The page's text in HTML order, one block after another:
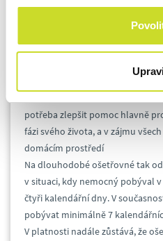
Změny v nemocenském
potřeba zlepšit pomoc hlavně
fázi svého života, a v zájmu
domácím prostředí
Na dlouhodobé ošetřovné tak
v situaci, kdy nemocný pobýval
čtyři kalendářní dny. V
pobývat minimálně 7
V platnosti nadále zůstává, že